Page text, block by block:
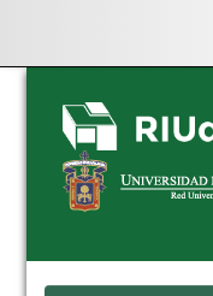
Skip
navigation